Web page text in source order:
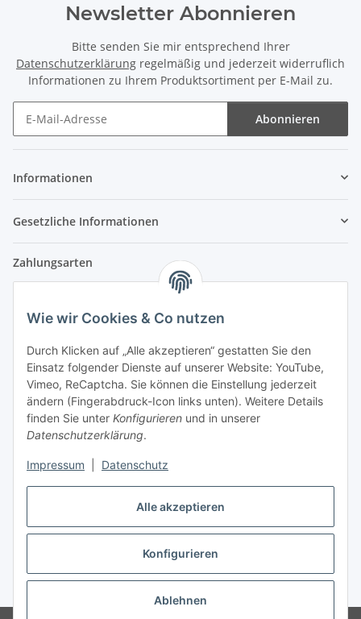
Alle akzeptieren
Konfigurieren
Ablehnen
Wie wir Cookies & Co nutzen
Durch Klicken auf „Alle akzeptieren“ gestatten Sie den
Einsatz folgender Dienste auf unserer Website: YouTube,
Vimeo, ReCaptcha. Sie können die Einstellung jederzeit
ändern (Fingerabdruck-Icon links unten). Weitere Details
finden Sie unter Konfigurieren und in unserer
Datenschutzerklärung.
Impressum Datenschutz
Newsletter Abonnieren
Bitte senden Sie mir entsprechend Ihrer
Datenschutzerklärung regelmäßig und jederzeit widerruflich
Informationen zu Ihrem Produktsortiment per E-Mail zu.
Abonnieren
Informationen
Gesetzliche Informationen
Zahlungsarten
Versandpartner
Partner
* Alle Preise inkl. gesetzlicher USt., zzgl.